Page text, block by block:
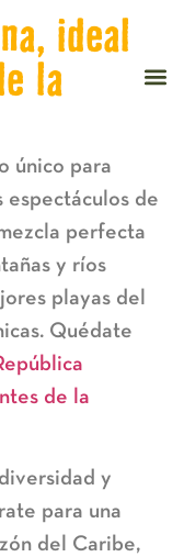
ideal
la
único para
espectáculos de
perfecta
y ríos
playas del
Quédate
de la
y
para una
del Caribe,